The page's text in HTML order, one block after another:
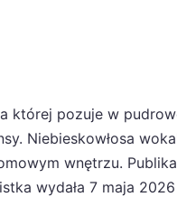
której pozuje w
Niebieskowłosa
wnętrzu.
wydała 7 maja